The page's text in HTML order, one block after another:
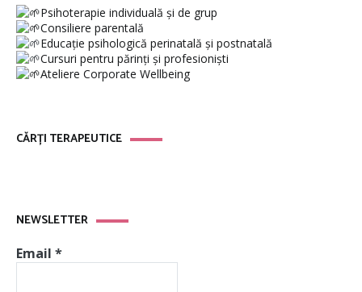
Psihoterapie individuală și de grup
Consiliere parentală
Educație psihologică perinatală și postnatală
Cursuri pentru părinți și profesioniști
Ateliere Corporate Wellbeing
CĂRȚI TERAPEUTICE
NEWSLETTER
Email *